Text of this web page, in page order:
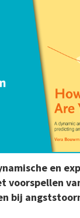
en
voorspellen
bij